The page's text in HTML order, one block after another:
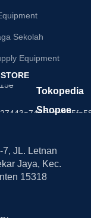
Sekolah
Equipment
Tokopedia
Shopee
JL. Letnan
Jaya, Kec.
15318